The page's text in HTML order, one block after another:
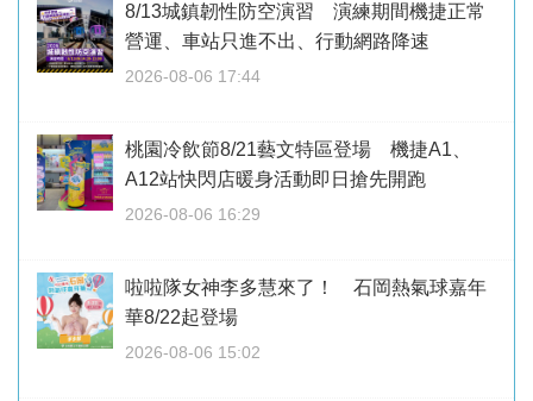
8/13城鎮韌性防空演習 演練期間機捷正常
營運、車站只進不出、行動網路降速
2026-08-06 17:44
桃園冷飲節8/21藝文特區登場 機捷A1、
A12站快閃店暖身活動即日搶先開跑
2026-08-06 16:29
啦啦隊女神李多慧來了！ 石岡熱氣球嘉年
華8/22起登場
2026-08-06 15:02